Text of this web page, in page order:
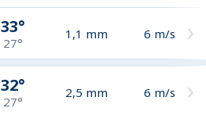
33°
27°
1,1 mm 6 m/s
32°
27°
2,5 mm 6 m/s